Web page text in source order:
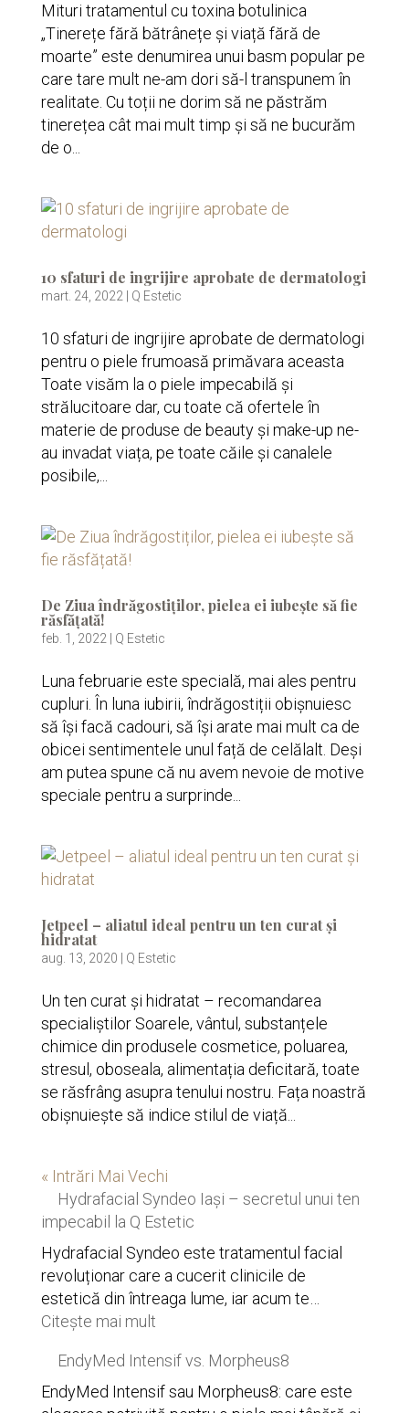
Mituri tratamentul cu toxina botulinica
„Tinerețe fără bătrânețe și viață fără de
moarte” este denumirea unui basm popular pe
care tare mult ne-am dori să-l transpunem în
realitate. Cu toții ne dorim să ne păstrăm
tinerețea cât mai mult timp și să ne bucurăm
de o...
10 sfaturi de ingrijire aprobate de dermatologi
mart. 24, 2022 Q Estetic
10 sfaturi de ingrijire aprobate de dermatologi
pentru o piele frumoasă primăvara aceasta
Toate visăm la o piele impecabilă și
strălucitoare dar, cu toate că ofertele în
materie de produse de beauty și make-up ne-
au invadat viața, pe toate căile și canalele
posibile,...
De Ziua îndrăgostiților, pielea ei iubește să fie
răsfățată!
feb. 1, 2022 Q Estetic
Luna februarie este specială, mai ales pentru
cupluri. În luna iubirii, îndrăgostiții obișnuiesc
să își facă cadouri, să își arate mai mult ca de
obicei sentimentele unul față de celălalt. Deși
am putea spune că nu avem nevoie de motive
speciale pentru a surprinde...
Jetpeel – aliatul ideal pentru un ten curat și
hidratat
aug. 13, 2020 Q Estetic
Un ten curat și hidratat – recomandarea
specialiștilor Soarele, vântul, substanțele
chimice din produsele cosmetice, poluarea,
stresul, oboseala, alimentația deficitară, toate
se răsfrâng asupra tenului nostru. Fața noastră
obișnuiește să indice stilul de viață...
« Intrări Mai Vechi
Hydrafacial Syndeo Iași – secretul unui ten
impecabil la Q Estetic
Hydrafacial Syndeo este tratamentul facial
revoluționar care a cucerit clinicile de
estetică din întreaga lume, iar acum te…
Citește mai mult:
Syndeo
Iași
EndyMed Intensif vs. Morpheus8
EndyMed Intensif sau Morpheus8: care este